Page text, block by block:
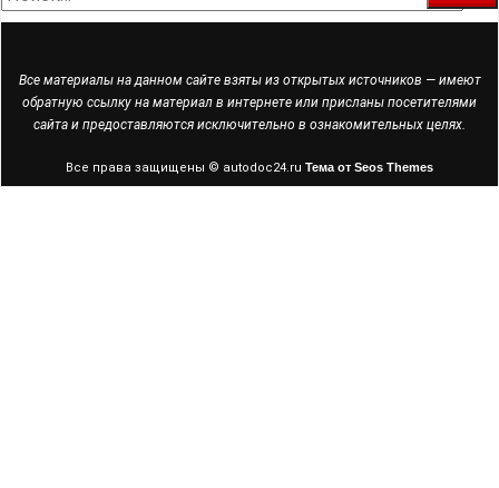
Все материалы на данном сайте взяты из открытых источников — имеют
обратную ссылку на материал в интернете или присланы посетителями
сайта и предоставляются исключительно в ознакомительных целях.
Все права защищены © autodoc24.ru Тема от Seos Themes